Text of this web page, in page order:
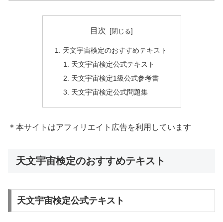
目次
天文宇宙検定のおすすめテキスト
天文宇宙検定公式テキスト
天文宇宙検定1級公式参考書
天文宇宙検定公式問題集
＊本サイトはアフィリエイト広告を利用しています
天文宇宙検定のおすすめテキスト
天文宇宙検定公式テキスト